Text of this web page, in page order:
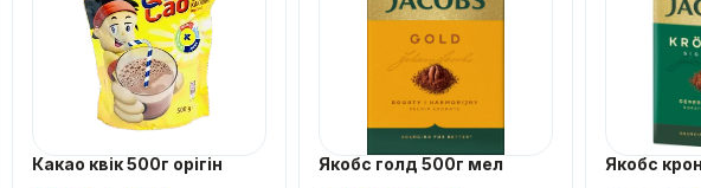
Какао квік 500г орігін Якобс голд 500г мел Якобс